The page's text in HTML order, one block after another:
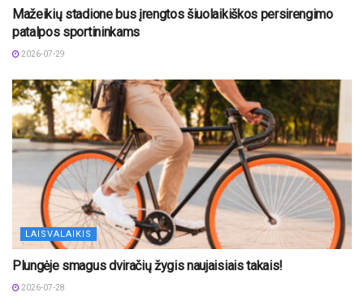
Mažeikių stadione bus įrengtos šiuolaikiškos persirengimo
patalpos sportininkams
2026-07-29
LAISVALAIKIS
Plungėje smagus dviračių žygis naujaisiais takais!
2026-07-28